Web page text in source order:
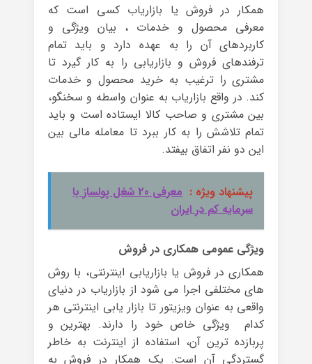
همکار در فروش یا بازاریاب کسی است که
معرفی محصول و خدمات ، بیان ویژگی و
کاربردهای آن را به عهده دارد و باید تمام
ترفندهای فروش و بازاریابی را به کار گیرد تا
مشتری را ترغیب به خرید محصول و خدمات
کند. در واقع بازاریاب به عنوان واسطه و سخنگو،
بین مشتری و صاحب کالا ایستاده است و باید
تمام تلاشش را به کار ببرد تا معامله مالی بین
این دو نفر اتفاق بیفتد.
پیشنهاد ویژه :
معرفی 20 شغل پولساز با
سرمایه کم در ایران
ویژگی عمومی همکاری در فروش
همکاری در فروش یا بازاریابی اینترنتی، با روش
های مختلفی اجرا می شود از بازاریاب در دنیای
واقعی به عنوان ویزیتور تا بازار یابی اینترنتی هر
کدام ویژگی خاص خود را دارند. بهترین و
پربازده ترین آن، استفاده از اینترنت به خاطر
گستردگی آن است. یک همکار در فروش به